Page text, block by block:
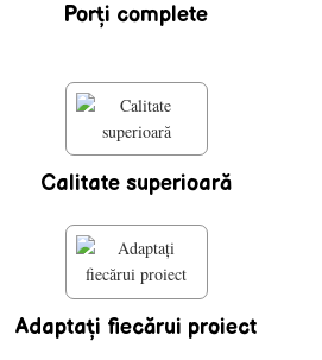
Porţi complete
Calitate superioară
Adaptaţi fiecărui proiect